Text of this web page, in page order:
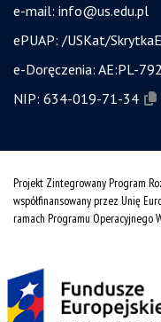
e-mail: info@us.edu.pl
ePUAP: /USKat/
e-Doręczenia: AE:PL-
NIP: 634-019-71-34
Projekt Zintegrowany Program
współfinansowany przez Unię
ramach Programu Operacyjnego